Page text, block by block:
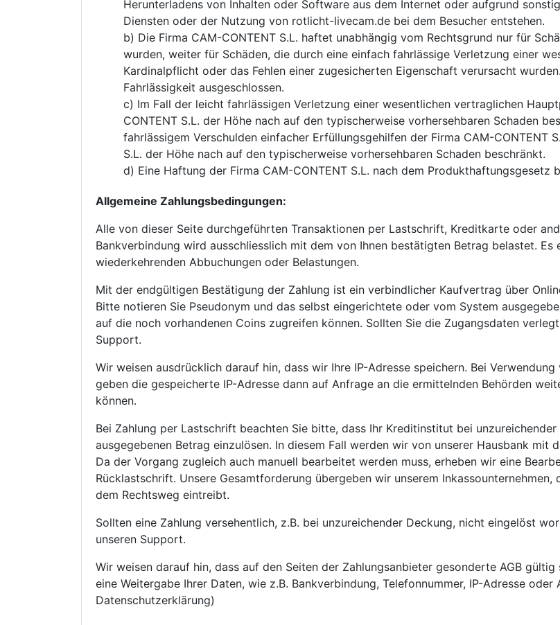
Herunterladens von Inhalten oder Software aus dem Internet oder aufgrund
Diensten oder der Nutzung von rotlicht-livecam.de bei dem Besucher entstehen.
b) Die Firma CAM-CONTENT S.L. haftet unabhängig vom Rechtsgrund nur für
wurden, weiter für Schäden, die durch eine einfach fahrlässige Verletzung einer
Kardinalpflicht oder das Fehlen einer zugesicherten Eigenschaft verursacht
Fahrlässigkeit ausgeschlossen.
c) Im Fall der leicht fahrlässigen Verletzung einer wesentlichen vertraglichen
CONTENT S.L. der Höhe nach auf den typischerweise vorhersehbaren Schaden
fahrlässigem Verschulden einfacher Erfüllungsgehilfen der Firma CAM-CONTENT
S.L. der Höhe nach auf den typischerweise vorhersehbaren Schaden beschränkt.
d) Eine Haftung der Firma CAM-CONTENT S.L. nach dem Produkthaftungsgesetz
Allgemeine Zahlungsbedingungen:
Alle von dieser Seite durchgeführten Transaktionen per Lastschrift, Kreditkarte oder
Bankverbindung wird ausschliesslich mit dem von Ihnen bestätigten Betrag belastet.
wiederkehrenden Abbuchungen oder Belastungen.
Mit der endgültigen Bestätigung der Zahlung ist ein verbindlicher Kaufvertrag über
Bitte notieren Sie Pseudonym und das selbst eingerichtete oder vom System
auf die noch vorhandenen Coins zugreifen können. Sollten Sie die Zugangsdaten
Support.
Wir weisen ausdrücklich darauf hin, dass wir Ihre IP-Adresse speichern. Bei
geben die gespeicherte IP-Adresse dann auf Anfrage an die ermittelnden Behörden
können.
Bei Zahlung per Lastschrift beachten Sie bitte, dass Ihr Kreditinstitut bei
ausgegebenen Betrag einzulösen. In diesem Fall werden wir von unserer Hausbank mit
Da der Vorgang zugleich auch manuell bearbeitet werden muss, erheben wir eine
Rücklastschrift. Unsere Gesamtforderung übergeben wir unserem
dem Rechtsweg eintreibt.
Sollten eine Zahlung versehentlich, z.B. bei unzureichender Deckung, nicht eingelöst
unseren Support.
Wir weisen darauf hin, dass auf den Seiten der Zahlungsanbieter gesonderte AGB
eine Weitergabe Ihrer Daten, wie z.B. Bankverbindung, Telefonnummer, IP-Adresse
Datenschutzerklärung)